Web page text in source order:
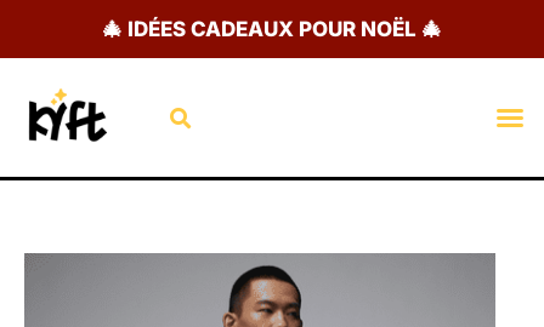
🎄 IDÉES CADEAUX POUR NOËL 🎄
Rechercher